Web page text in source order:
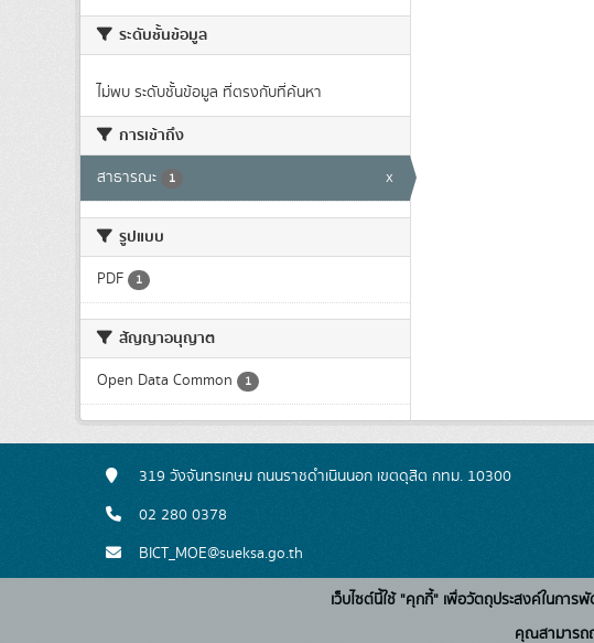
ระดับชั้นข้อมูล
ไม่พบ ระดับชั้นข้อมูล ที่ตรงกับที่ค้นหา
การเข้าถึง
สาธารณะ 1 x
รูปแบบ
PDF 1
สัญญาอนุญาต
Open Data Common 1
319 วังจันทรเกษม ถนนราชดำเนินนอก เขตดุสิต กทม. 10300
02 280 0378
BICT_MOE@sueksa.go.th
เว็บไซต์นี้ใช้ "คุกกี้" เพื่อวัตถุประสงค์ในกา
คุณสามารถ